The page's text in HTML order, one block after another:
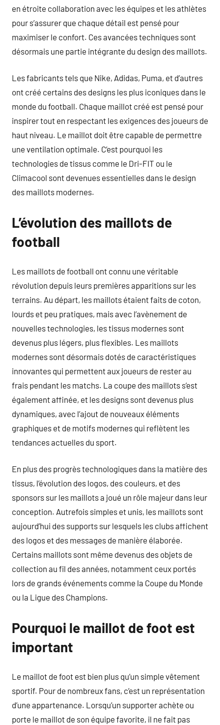
en étroite collaboration avec les équipes et les athlètes
pour s’assurer que chaque détail est pensé pour
maximiser le confort. Ces avancées techniques sont
désormais une partie intégrante du design des maillots.
Les fabricants tels que Nike, Adidas, Puma, et d’autres
ont créé certains des designs les plus iconiques dans le
monde du football. Chaque maillot créé est pensé pour
inspirer tout en respectant les exigences des joueurs de
haut niveau. Le maillot doit être capable de permettre
une ventilation optimale. C’est pourquoi les
technologies de tissus comme le Dri-FIT ou le
Climacool sont devenues essentielles dans le design
des maillots modernes.
L’évolution des maillots de
football
Les maillots de football ont connu une véritable
révolution depuis leurs premières apparitions sur les
terrains. Au départ, les maillots étaient faits de coton,
lourds et peu pratiques, mais avec l’avènement de
nouvelles technologies, les tissus modernes sont
devenus plus légers, plus flexibles. Les maillots
modernes sont désormais dotés de caractéristiques
innovantes qui permettent aux joueurs de rester au
frais pendant les matchs. La coupe des maillots s’est
également affinée, et les designs sont devenus plus
dynamiques, avec l’ajout de nouveaux éléments
graphiques et de motifs modernes qui reflètent les
tendances actuelles du sport.
En plus des progrès technologiques dans la matière des
tissus, l’évolution des logos, des couleurs, et des
sponsors sur les maillots a joué un rôle majeur dans leur
conception. Autrefois simples et unis, les maillots sont
aujourd’hui des supports sur lesquels les clubs affichent
des logos et des messages de manière élaborée.
Certains maillots sont même devenus des objets de
collection au fil des années, notamment ceux portés
lors de grands événements comme la Coupe du Monde
ou la Ligue des Champions.
Pourquoi le maillot de foot est
important
Le maillot de foot est bien plus qu’un simple vêtement
sportif. Pour de nombreux fans, c’est un représentation
d’une appartenance. Lorsqu’un supporter achète ou
porte le maillot de son équipe favorite, il ne fait pas